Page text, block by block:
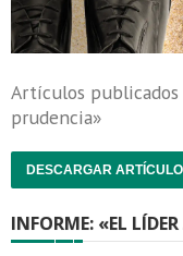
Artículos
prudencia»
DESCARGAR
INFORME: «EL